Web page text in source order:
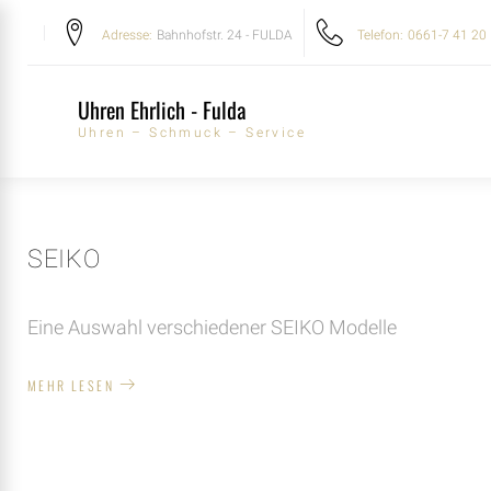
Adresse: Bahnhofstr. 24 - FULDA Telefon: 0661-7 41 20
Uhren Ehrlich - Fulda
Uhren – Schmuck – Service
SEIKO
Eine Auswahl verschiedener SEIKO Modelle
MEHR LESEN